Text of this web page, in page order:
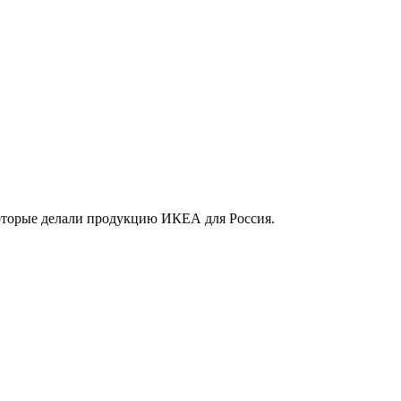
делали продукцию ИКЕА для Россия.